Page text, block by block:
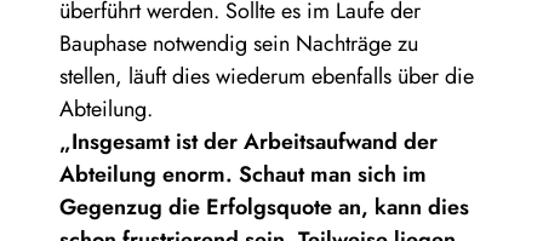
überführt werden. Sollte es im Laufe der
Bauphase notwendig sein Nachträge zu
stellen, läuft dies wiederum ebenfalls über die
Abteilung.
„Insgesamt ist der Arbeitsaufwand der
Abteilung enorm. Schaut man sich im
Gegenzug die Erfolgsquote an, kann dies